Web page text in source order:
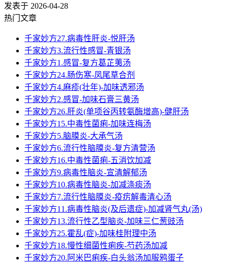
发表于 2026-04-28
热门文章
千家妙方27.病毒性肝炎-悦肝汤
千家妙方3.流行性感冒-青银汤
千家妙方1.感冒-复方葛芷荑汤
千家妙方24.肠伤寒-凤尾草合剂
千家妙方4.麻疹(壮年)-加味透邪汤
千家妙方2.感冒-加味石膏三黄汤
千家妙方26.肝炎(单项谷丙转氨酶增高)-健肝汤
千家妙方15.中毒性菌痢-加味连梅汤
千家妙方5.脑膜炎-大承气汤
千家妙方6.流行性脑膜炎-复方清营汤
千家妙方16.中毒性菌痢-五消饮加减
千家妙方9.病毒性脑炎-宣清解郁汤
千家妙方10.病毒性脑炎-加减涤痰汤
千家妙方7.流行性脑膜炎-疫疠解毒清心汤
千家妙方11.病毒性脑炎(及后遗症)-加减肾气丸(汤)
千家妙方13.流行性乙型脑炎-加味三仁葱豉汤
千家妙方25.霍乱(症)-加味桂附理中汤
千家妙方18.慢性细菌性痢疾-芍药汤加减
千家妙方20.阿米巴痢疾-白头翁汤加服鸦蛋子